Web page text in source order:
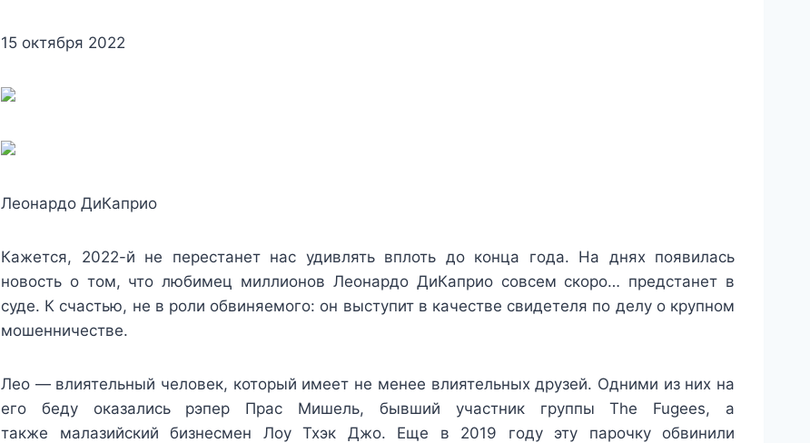
15 октября 2022
Леонардо ДиКаприо
Кажется, 2022-й не перестанет нас удивлять вплоть до конца года. На днях появилась
новость о том, что любимец миллионов Леонардо ДиКаприо совсем скоро… предстанет в
суде. К счастью, не в роли обвиняемого: он выступит в качестве свидетеля по делу о крупном
мошенничестве.
Лео — влиятельный человек, который имеет не менее влиятельных друзей. Одними из них на
его беду оказались рэпер Прас Мишель, бывший участник группы The Fugees, а
также малазийский бизнесмен Лоу Тхэк Джо. Еще в 2019 году эту парочку обвинили